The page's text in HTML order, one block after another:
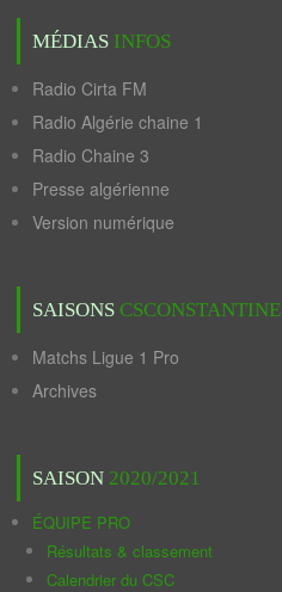
MÉDIAS INFOS
Radio Cirta FM
Radio Algérie chaine 1
Radio Chaine 3
Presse algérienne
Version numérique
SAISONS CSCONSTANTINE
Matchs Ligue 1 Pro
Archives
SAISON 2020/2021
ÉQUIPE PRO
Résultats & classement
Calendrier du CSC